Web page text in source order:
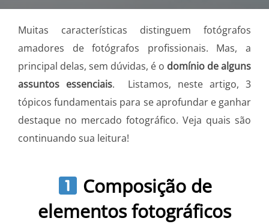
Muitas características distinguem fotógrafos
amadores de fotógrafos profissionais. Mas, a
principal delas, sem dúvidas, é o domínio de alguns
assuntos essenciais. Listamos, neste artigo, 3
tópicos fundamentais para se aprofundar e ganhar
destaque no mercado fotográfico. Veja quais são
continuando sua leitura!
Composição de
elementos fotográficos